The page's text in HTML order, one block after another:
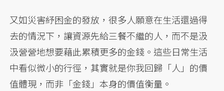
又如災害紓困金的發放，很多人願意在生活還過得
去的情況下，讓資源先給三餐不繼的人，而不是汲
汲營營地想要藉此累積更多的金錢。這些日常生活
中看似微小的行徑，其實就是你我回歸「人」的價
值體現，而非「金錢」本身的價值衡量。